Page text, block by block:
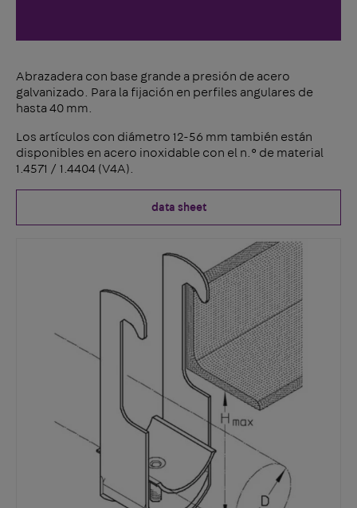
Abrazadera con base grande a presión de acero
galvanizado. Para la fijación en perfiles angulares de
hasta 40 mm.
Los artículos con diámetro 12-56 mm también están
disponibles en acero inoxidable con el n.° de material
1.4571 / 1.4404 (V4A).
data sheet